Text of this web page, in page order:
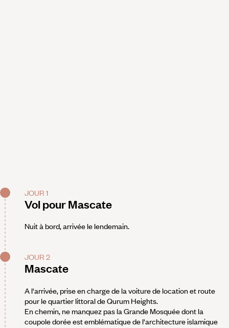
JOUR 1
Vol pour Mascate
Nuit à bord, arrivée le lendemain.
JOUR 2
Mascate
A l'arrivée, prise en charge de la voiture de location et route
pour le quartier littoral de Qurum Heights.
En chemin, ne manquez pas la Grande Mosquée dont la
coupole dorée est emblématique de l'architecture islamique